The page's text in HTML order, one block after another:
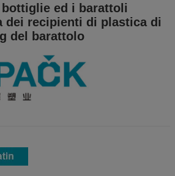
ed i barattoli
dei recipienti di plastica di
del barattolo